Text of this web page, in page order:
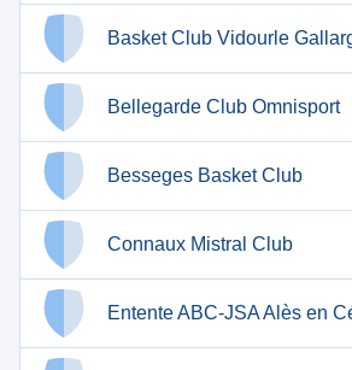
Basket Club Vidourle
Bellegarde Club Omnisport
Besseges Basket Club
Connaux Mistral Club
Entente ABC-JSA Alès en